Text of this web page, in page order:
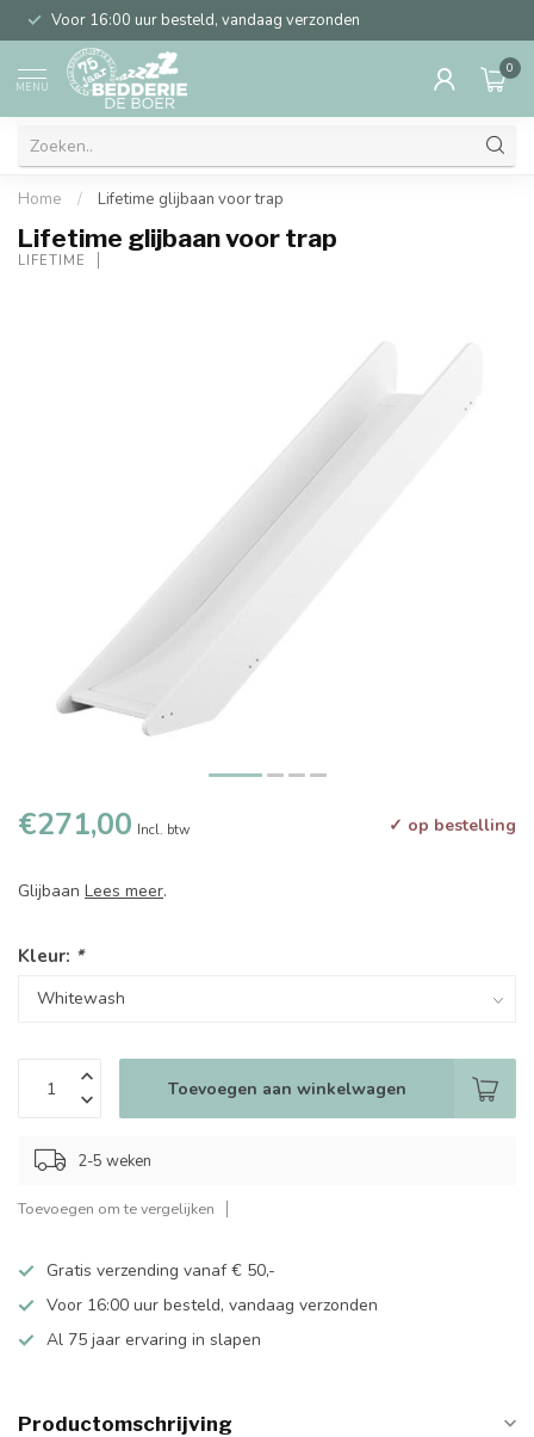
Voor 16:00 uur besteld, vandaag verzonden
MENU
0
Home / Lifetime glijbaan voor trap
Lifetime glijbaan voor trap
LIFETIME
€271,00 Incl. btw ✓ op bestelling
Glijbaan Lees meer.
Kleur: *
Toevoegen aan winkelwagen
2-5 weken
Toevoegen om te vergelijken
Gratis verzending vanaf € 50,-
Voor 16:00 uur besteld, vandaag verzonden
Al 75 jaar ervaring in slapen
Productomschrijving